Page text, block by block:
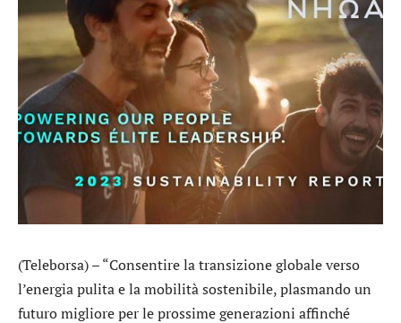
(Teleborsa) – “Consentire la transizione globale verso
l’energia pulita e la mobilità sostenibile, plasmando un
futuro migliore per le prossime generazioni affinché